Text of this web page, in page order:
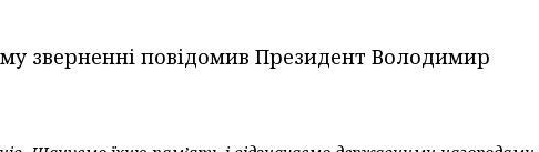
зверненні повідомив Президент Володимир